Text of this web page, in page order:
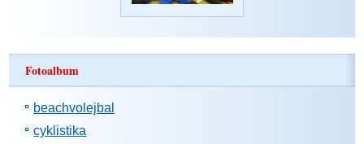
Fotoalbum
beachvolejbal
cyklistika